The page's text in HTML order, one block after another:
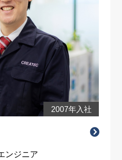
2007年入社
ンジニア